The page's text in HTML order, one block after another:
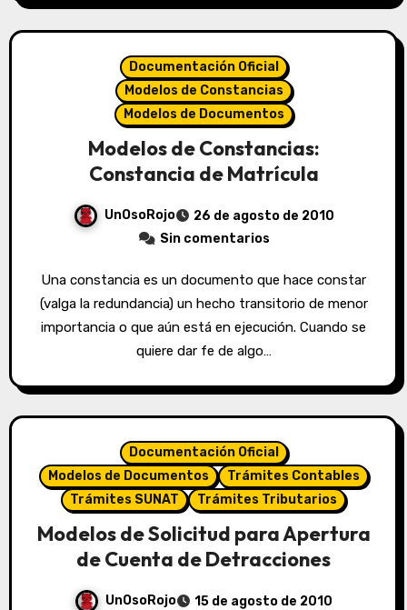
Documentación Oficial
Modelos de Constancias
Modelos de Documentos
Modelos de Constancias:
Constancia de Matrícula
UnOsoRojo
26 de agosto de 2010
Sin comentarios
Una constancia es un documento que hace constar
(valga la redundancia) un hecho transitorio de menor
importancia o que aún está en ejecución. Cuando se
quiere dar fe de algo…
Documentación Oficial
Modelos de Documentos
Trámites Contables
Trámites SUNAT
Trámites Tributarios
Modelos de Solicitud para Apertura
de Cuenta de Detracciones
UnOsoRojo
15 de agosto de 2010